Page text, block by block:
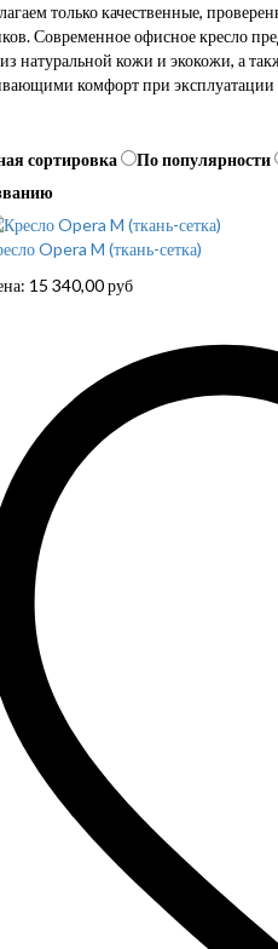
только качественные,
Современное офисное кресло
натуральной кожи и экокожи, а
комфорт при эксплуатации
сортировка По популярности
Opera M (ткань-сетка)
15 340,00руб